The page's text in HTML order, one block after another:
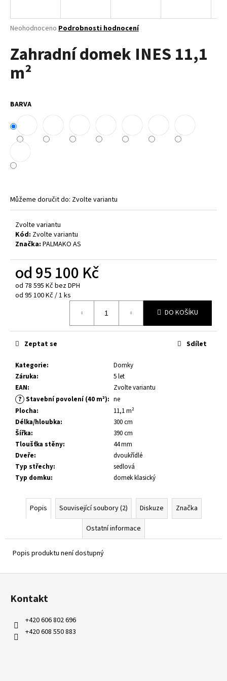
Průměrné
produktu
je
z
Neohodnoceno Podrobnosti hodnocení
Zahradní domek INES 11,1
m²
BARVA
Můžeme doručit do: Zvolte variantu
Zvolte variantu
Kód: Zvolte variantu
Značka: PALMAKO AS
od95 100 Kč
od 78 595 Kčbez DPH
Měrná
od 95 100 Kč / 1 ks
DO KOŠÍKU
Kategorie:
Domky
Záruka:
5 let
EAN: Zvolte variantu
? Stavební povolení (40 m²): ne
Plocha:
11,1 m²
Délka/hloubka:
300 cm
Šířka:
390 cm
Tloušťka stěny:
44 mm
Dveře:
dvoukřídlé
Typ střechy:
sedlová
Typ domku: domek klasický
Zeptat se Sdílet
Popis Související soubory (2) Diskuze
Značka
Ostatní informace
Popis produktu není dostupný
j
t
?
HLEDAT
D
o
o
r
e
m
e
TOM
3,8
M²
29
400
Kč
Původně:
33
600
Kč
Z
Kontakt
+420 606 802 696
+420 608 550 883